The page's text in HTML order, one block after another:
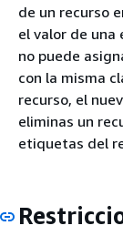
de un recurso
el valor de una
no puede
con la misma
recurso, el
eliminas un
etiquetas del